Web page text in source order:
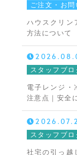
ご注文・お
ハウスクリン
方法について
スタッフブロ
電子レンジ・
注意点｜安全
スタッフブロ
社宅の引っ越